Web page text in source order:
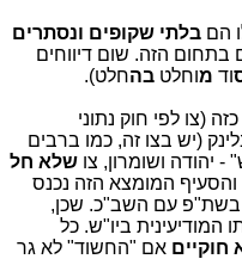
הם בלתי שקופים ונסתרים
בתחום הזה. שום דיווחים
וד מוחלט בהחלט).
(צו לפי חוק נתוני
(יש בצו זה, כמו ברבים
יהודה ושומרון, צו שלא חל
המומצא הזה נכנס
בשת"פ עם השב"כ. שכן,
ביו"ש. כל
חוקיים אם "החשוד" לא גר